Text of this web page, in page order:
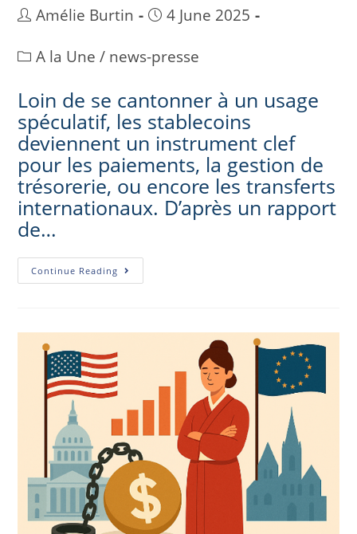
Amélie Burtin
4 June 2025
A la Une / news-presse
Loin de se cantonner à un usage
spéculatif, les stablecoins
deviennent un instrument clef
pour les paiements, la gestion de
trésorerie, ou encore les transferts
internationaux. D’après un rapport
de…
Continue Reading